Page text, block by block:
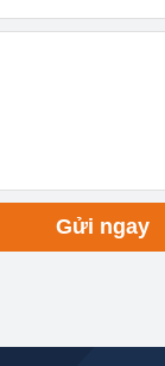
Gửi ngay